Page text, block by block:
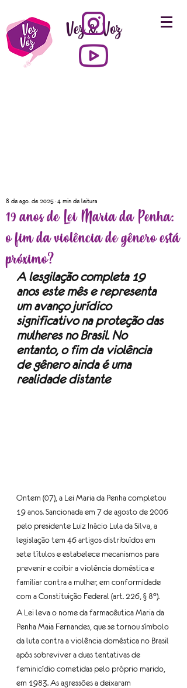
Vez & Voz
19 anos de Lei Maria da Penha:
o fim da violência de gênero está
próximo?
8 de ago. de 2025 4 min de leitura
A lesgilação completa 19
anos este mês e representa
um avanço jurídico
significativo na proteção das
mulheres no Brasil. No
entanto, o fim da violência
de gênero ainda é uma
realidade distante
Ontem (07), a Lei Maria da Penha completou
19 anos. Sancionada em 7 de agosto de 2006
pelo presidente Luiz Inácio Lula da Silva, a
legislação tem 46 artigos distribuídos em
sete títulos e estabelece mecanismos para
prevenir e coibir a violência doméstica e
familiar contra a mulher, em conformidade
com a Constituição Federal (art. 226, § 8°).
A Lei leva o nome da farmacêutica Maria da
Penha Maia Fernandes, que se tornou símbolo
da luta contra a violência doméstica no Brasil
após sobreviver a duas tentativas de
feminicídio cometidas pelo próprio marido,
em 1983. As agressões a deixaram